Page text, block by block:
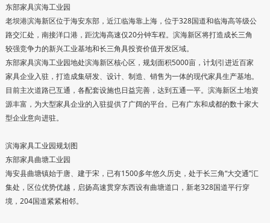
东部家具滨海工业园
老坝港滨海新区位于海安东部，近江临海靠上海，位于328国道和临海高等级公
路交汇处，南接洋口港，距沈海高速仅20分钟车程。滨海新区将打造成长三角
较强竞争力的新兴工业基地和长三角具投资价值开发区域。
东部家具滨海工业园地处滨海新区核心区，规划面积5000亩，计划引进近百家
家具企业入驻，打造成集研发、设计、制造、销售为一体的现代家具生产基地。
目前主次道路已互通，各配套设施也日益完善，达到五通一平。滨海新区土地资
源丰富，为大型家具企业的入驻提供了广阔的平台。已有广东和成都的数十家大
型企业意向进驻。
滨海家具工业园规划图
东部家具曲塘工业园
海安县曲塘镇始于唐、建于宋，已有1500多年悠久历史，处于长三角“大交通”汇
集处，区位优势优越，启扬高速贯穿东西设有曲塘道口，新老328国道平行穿
境，204国道紧紧相邻。